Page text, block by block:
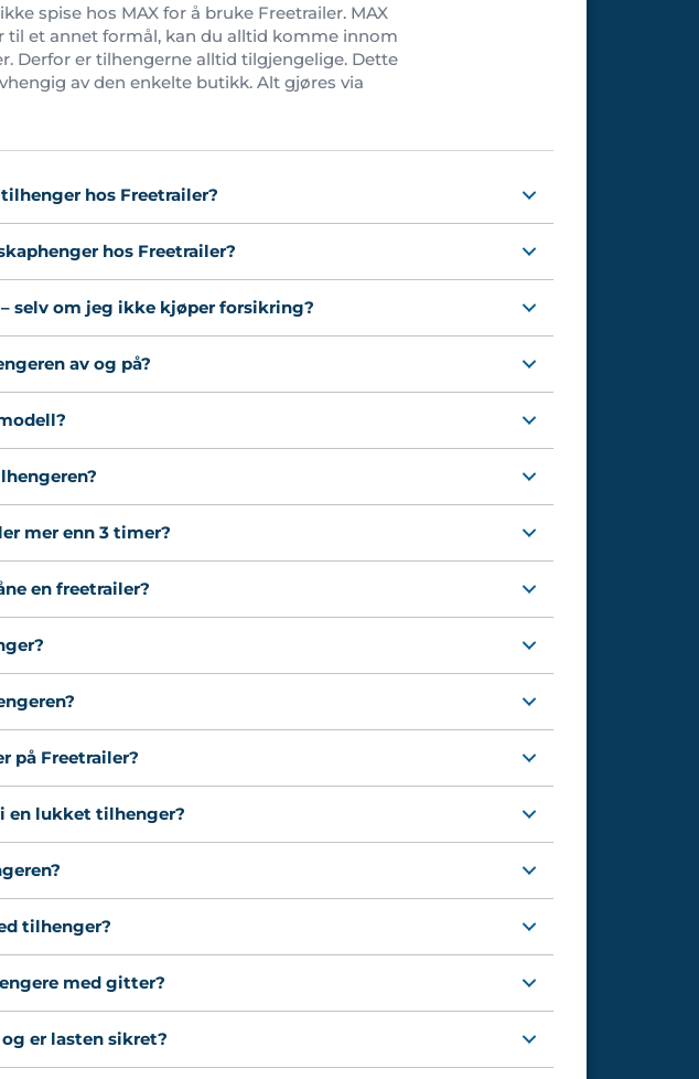
spise hos MAX for å bruke Freetrailer. MAX
til et annet formål, kan du alltid komme innom
Derfor er tilhengerne alltid tilgjengelige. Dette
av den enkelte butikk. Alt gjøres via
hos Freetrailer?
hos Freetrailer?
selv om jeg ikke kjøper forsikring?
av og på?
mer enn 3 timer?
en freetrailer?
på Freetrailer?
en lukket tilhenger?
tilhenger?
med gitter?
er lasten sikret?